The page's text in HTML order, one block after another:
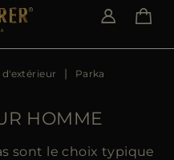
CHANGER DE LANGUE
FR
Parka
HOMME
sont le choix typique